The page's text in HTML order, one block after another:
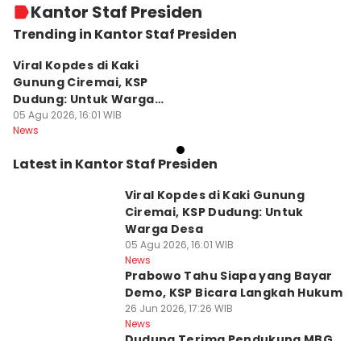
Kantor Staf Presiden
Trending in Kantor Staf Presiden
Viral Kopdes di Kaki
Gunung Ciremai, KSP
Dudung: Untuk Warga
Desa
05 Agu 2026, 16:01 WIB
News
Latest in Kantor Staf Presiden
Viral Kopdes di Kaki Gunung
Ciremai, KSP Dudung: Untuk
Warga Desa
05 Agu 2026, 16:01 WIB
News
Prabowo Tahu Siapa yang Bayar
Demo, KSP Bicara Langkah Hukum
26 Jun 2026, 17:26 WIB
News